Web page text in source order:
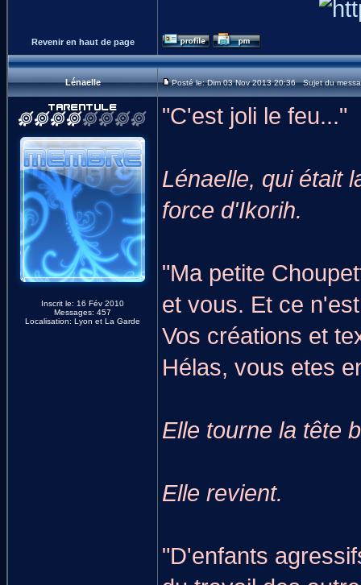
Revenir en haut de page
Lénaelle Posté le: Dim 03 Nov 2013 20:36 Sujet du
Inscrit le: 16 Fév 2010
Messages: 457
Localisation: Lyon et La Garde
"C'est joli le feu..."
Lénaelle, qui était
force d'Ikorih.
"Ma petite
et vous. Et ce
Vos créations et
Hélas, vous etes
Elle tourne la tête
Elle revient.
"D'enfants